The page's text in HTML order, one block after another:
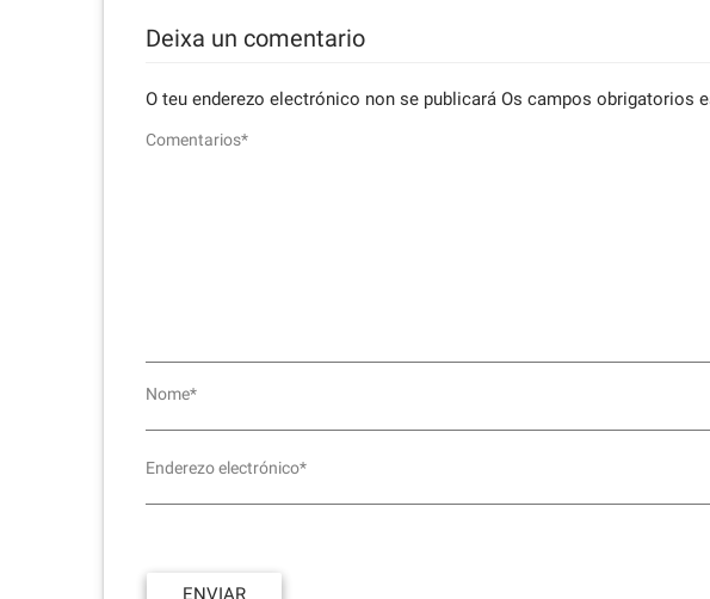
Deixa un comentario
O teu enderezo electrónico non se publicará Os campos obrigatorios
Comentarios*
Nome*
Enderezo electrónico*